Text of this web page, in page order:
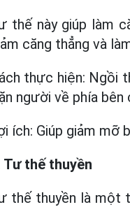
thế này giúp làm
căng thẳng và
thực hiện: Ngồi
người về phía
ích: Giúp giảm mỡ
Tư thế thuyền
thế thuyền là một